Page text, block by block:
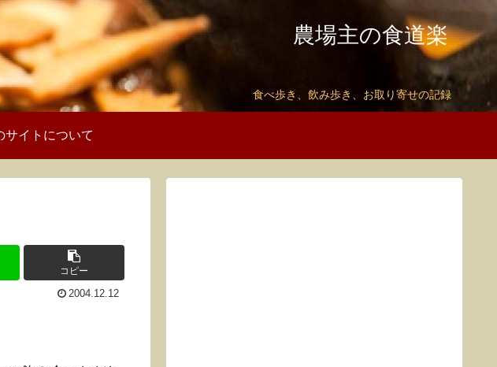
農場主の食道楽
食べ歩き、飲み歩き、お取り寄せの記録
サイトについて
コピー
2004.12.12